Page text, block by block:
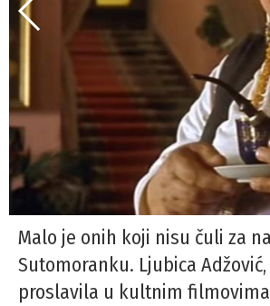
Malo je onih koji nisu čuli za
Sutomoranku. Ljubica
proslavila u kultnim filmovima